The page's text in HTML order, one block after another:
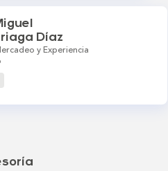
Díaz
y Experiencia